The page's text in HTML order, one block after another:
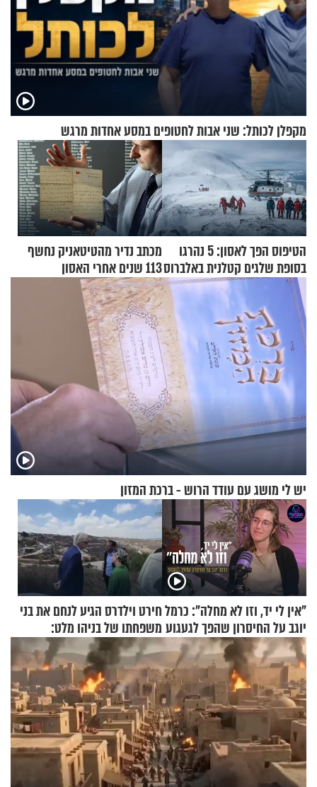
מקפלן לכותל: שני אבות לחטופים במסע אחדות מרגש
הטיפוס הפך לאסון: 5 נהרגו
בסופת שלגים קטלנית באלברוס
מכתב נדיר מהטיטאניק נחשף
113 שנים אחרי האסון
יש לי מושג עם עודד הרוש - ברכת המזון
"אין לי יד, וזו לא מחלה": כרמל
יוגב על החיסרון שהפך לגעגוע
חירט וילדרס הגיע לנחם את בני
משפחתו של בניהו מלט:
"מיליונים באירופה תומכים
בכם"